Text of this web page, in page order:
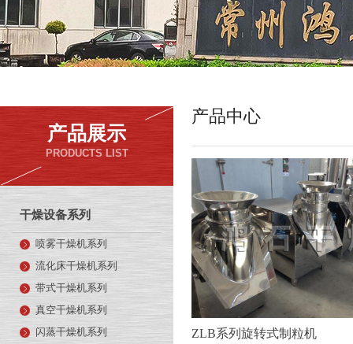
产品展示
PRODUCTS LIST
干燥设备系列
喷雾干燥机系列
流化床干燥机系列
带式干燥机系列
真空干燥机系列
闪蒸干燥机系列
产品中心
ZLB系列旋转式制粒机